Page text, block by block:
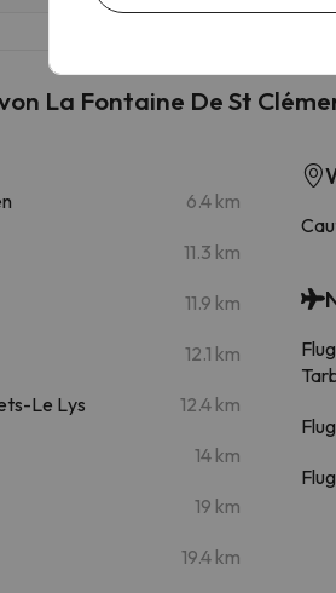
La Fontaine De St
6.4 km
11.3 km
11.9 km
12.1 km
Le Lys 12.4 km
14 km
19 km
19.4 km